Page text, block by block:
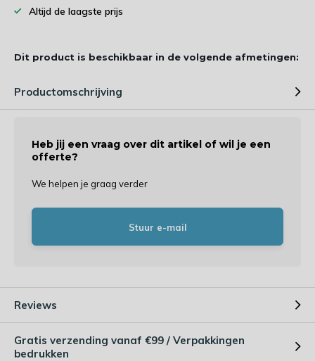
Altijd de laagste prijs
Dit product is beschikbaar in de volgende afmetingen:
Productomschrijving
Heb jij een vraag over dit artikel of wil je een
offerte?
We helpen je graag verder
Stuur e-mail
Reviews
Gratis verzending vanaf €99 / Verpakkingen
bedrukken